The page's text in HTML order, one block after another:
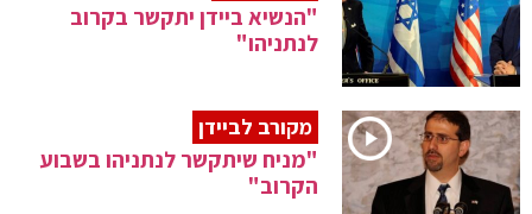
"הנשיא ביידן יתקשר בקרוב
לנתניהו"
מקורב לביידן
"מניח שיתקשר לנתניהו בשבוע
הקרוב"